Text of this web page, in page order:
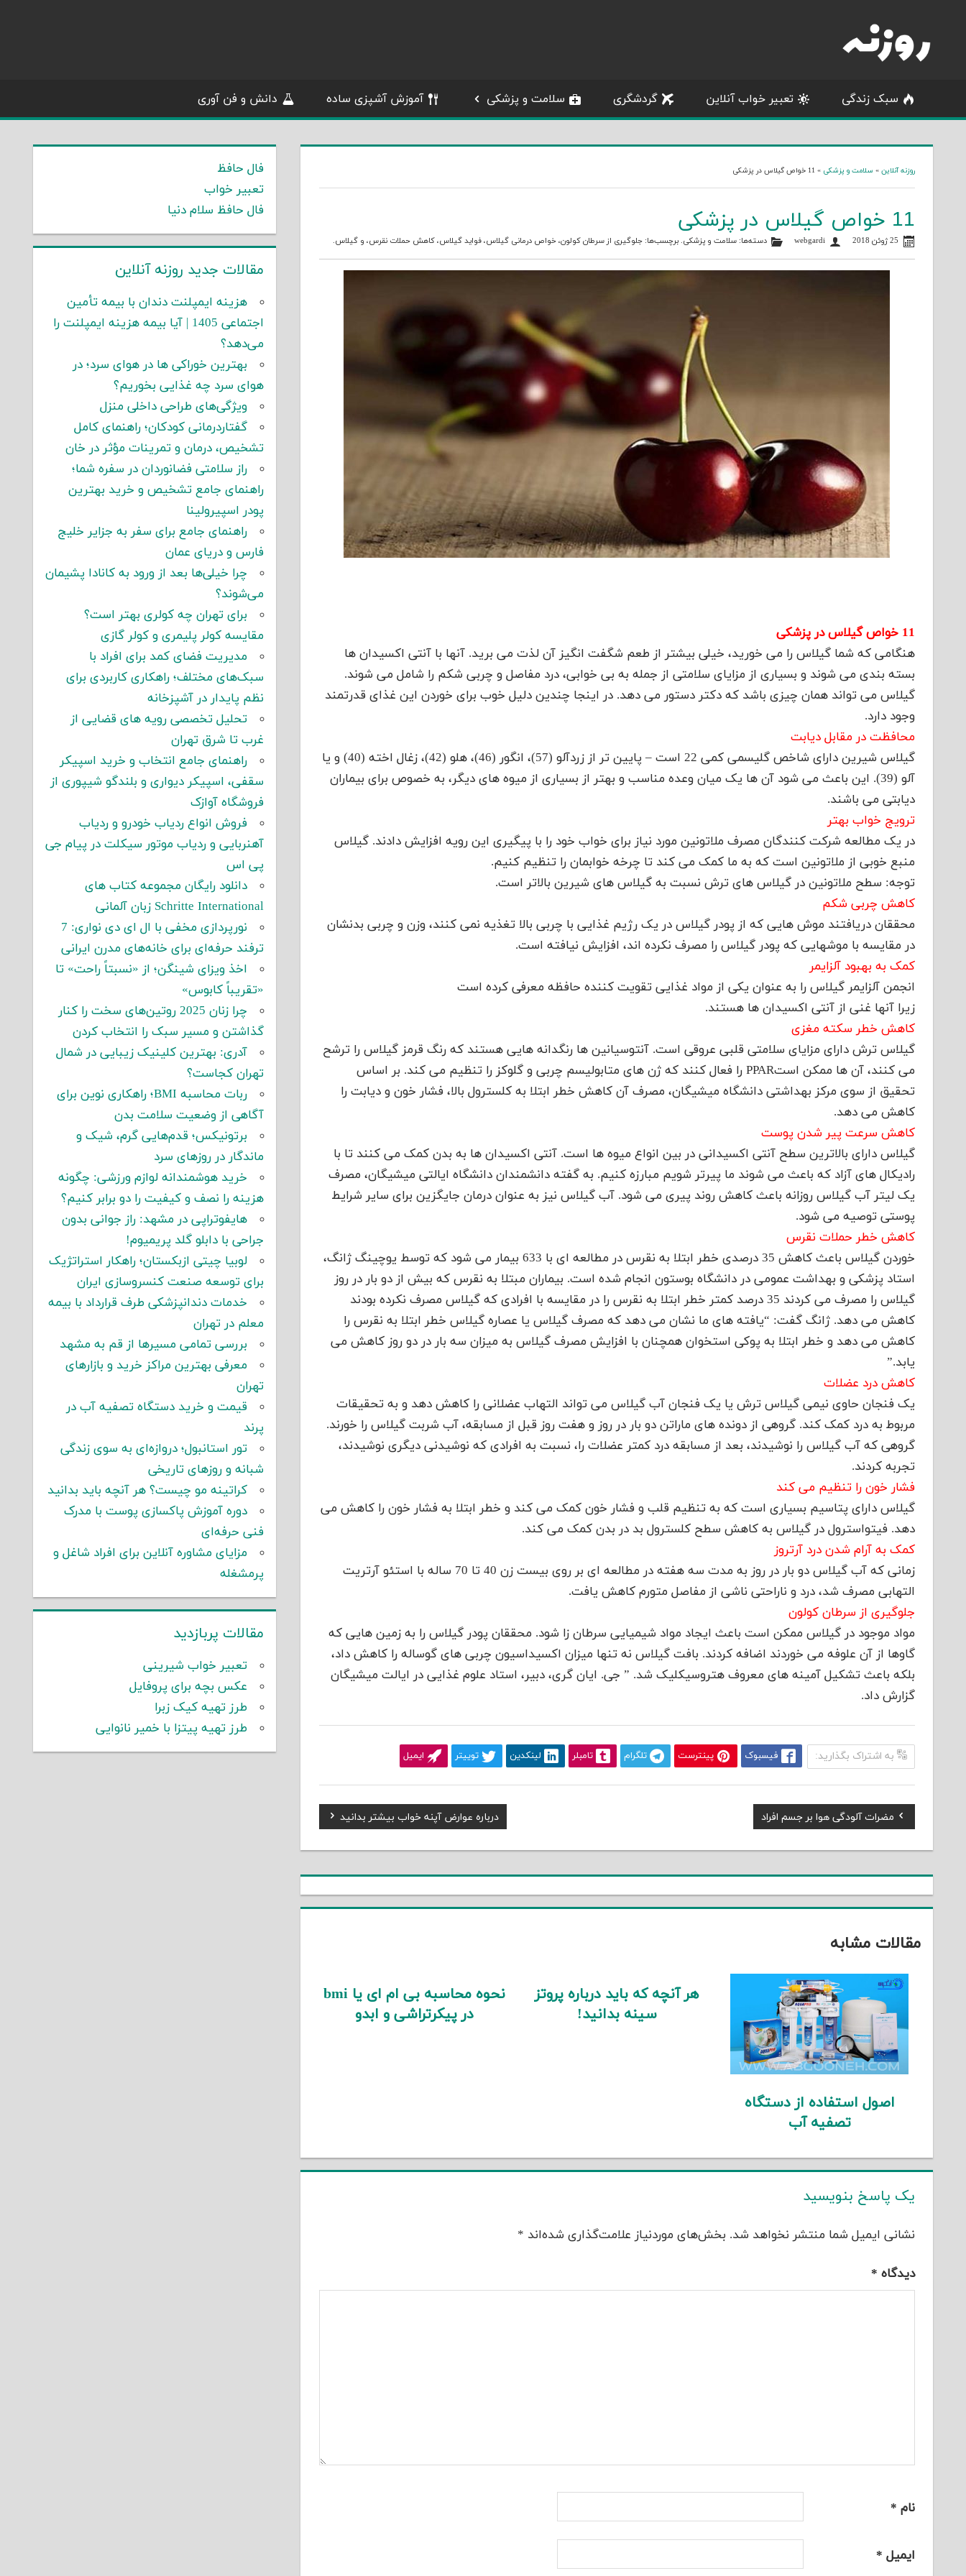
content
سبک زندگی تعبیر خواب آنلاین گردشگری سلامت و پزشکی آموزش آشپزی ساده دانش و فن آوری
روزنه آنلاین » سلامت و پزشکی »11 خواص گیلاس در پزشکی
11 خواص گیلاس در پزشکی
25 ژوئن 2018 webgardi دسته‌ها:سلامت و پزشکی. برچسب‌ها:جلوگیری از سرطان کولون،خواص درمانی گیلاس،فواید گیلاس،کاهش حملات نقرس، وگیلاس.
11 خواص گیلاس در پزشکی
هنگامی که شما گیلاس را می خورید، خیلی بیشتر از طعم شگفت انگیز آن لذت می برید. آنها با آنتی اکسیدان ها
بسته بندی می شوند و بسیاری از مزایای سلامتی از جمله به بی خوابی، درد مفاصل و چربی شکم را شامل می شوند.
گیلاس می تواند همان چیزی باشد که دکتر دستور می دهد. در اینجا چندین دلیل خوب برای خوردن این غذای قدرتمند
وجود دارد.
محافظت در مقابل دیابت
گیلاس شیرین دارای شاخص گلیسمی کمی 22 است – پایین تر از زردآلو (57)، انگور (46)، هلو (42)، زغال اخته (40) و یا
آلو (39). این باعث می شود آن ها یک میان وعده مناسب و بهتر از بسیاری از میوه های دیگر، به خصوص برای بیماران
دیابتی می باشند.
ترویج خواب بهتر
در یک مطالعه شرکت کنندگان مصرف ملاتونین مورد نیاز برای خواب خود را با پیگیری این رویه افزایش دادند. گیلاس
منبع خوبی از ملاتونین است که به ما کمک می کند تا چرخه خوابمان را تنظیم کنیم.
توجه: سطح ملاتونین در گیلاس های ترش نسبت به گیلاس های شیرین بالاتر است.
کاهش چربی شکم
محققان دریافتند موش هایی که از پودر گیلاس در یک رژیم غذایی با چربی بالا تغذیه نمی کنند، وزن و چربی بدنشان
در مقایسه با موشهایی که پودر گیلاس را مصرف نکرده اند، افزایش نیافته است.
کمک به بهبود آلزایمر
انجمن آلزایمر گیلاس را به عنوان یکی از مواد غذایی تقویت کننده حافظه معرفی کرده است
زیرا آنها غنی از آنتی اکسیدان ها هستند.
کاهش خطر سکته مغزی
گیلاس ترش دارای مزایای سلامتی قلبی عروقی است. آنتوسیانین ها رنگدانه هایی هستند که رنگ قرمز گیلاس را ترشح
می کنند، آن ها ممکن استPPAR را فعال کنند که ژن های متابولیسم چربی و گلوکز را تنظیم می کند. بر اساس
تحقیق از سوی مرکز بهداشتی دانشگاه میشیگان، مصرف آن کاهش خطر ابتلا به کلسترول بالا، فشار خون و دیابت را
کاهش می دهد.
کاهش سرعت پیر شدن پوست
گیلاس دارای بالاترین سطح آنتی اکسیدانی در بین انواع میوه ها است. آنتی اکسیدان ها به بدن کمک می کنند تا با
رادیکال های آزاد که باعث می شوند ما پیرتر شویم مبارزه کنیم. به گفته دانشمندان دانشگاه ایالتی میشیگان، مصرف
یک لیتر آب گیلاس روزانه باعث کاهش روند پیری می شود. آب گیلاس نیز به عنوان درمان جایگزین برای سایر شرایط
پوستی توصیه می شود.
کاهش خطر حملات نقرس
خوردن گیلاس باعث کاهش 35 درصدی خطر ابتلا به نقرس در مطالعه ای با 633 بیمار می شود که توسط یوچینگ ژانگ،
استاد پزشکی و بهداشت عمومی در دانشگاه بوستون انجام شده است. بیماران مبتلا به نقرس که بیش از دو بار در روز
گیلاس را مصرف می کردند 35 درصد کمتر خطر ابتلا به نقرس را در مقایسه با افرادی که گیلاس مصرف نکرده بودند
کاهش می دهد. ژانگ گفت: “یافته های ما نشان می دهد که مصرف گیلاس یا عصاره گیلاس خطر ابتلا به نقرس را
کاهش می دهد و خطر ابتلا به پوکی استخوان همچنان با افزایش مصرف گیلاس به میزان سه بار در دو روز کاهش می
یابد.”
کاهش درد عضلات
یک فنجان حاوی نیمی گیلاس ترش یا یک فنجان آب گیلاس می تواند التهاب عضلانی را کاهش دهد و به تحقیقات
مربوط به درد کمک کند. گروهی از دونده های ماراتن دو بار در روز و هفت روز قبل از مسابقه، آب شربت گیلاس را خورند.
گروهی که آب گیلاس را نوشیدند، بعد از مسابقه درد کمتر عضلات را، نسبت به افرادی که نوشیدنی دیگری نوشیدند،
تجربه کردند.
فشار خون را تنظیم می کند
گیلاس دارای پتاسیم بسیاری است که به تنظیم قلب و فشار خون کمک می کند و خطر ابتلا به فشار خون را کاهش می
دهد. فیتواسترول در گیلاس به کاهش سطح کلسترول بد در بدن کمک می کند.
کمک به آرام شدن درد آرتروز
زمانی که آب گیلاس دو بار در روز به مدت سه هفته در مطالعه ای بر روی بیست زن 40 تا 70 ساله با استئو آرتریت
التهابی مصرف شد، درد و ناراحتی ناشی از مفاصل متورم کاهش یافت.
جلوگیری از سرطان کولون
مواد موجود در گیلاس ممکن است باعث ایجاد مواد شیمیایی سرطان زا شود. محققان پودر گیلاس را به زمین هایی که
گاوها از آن علوفه می خوردند اضافه کردند. بافت گیلاس نه تنها میزان اکسیداسیون چربی های گوساله را کاهش داد،
بلکه باعث تشکیل آمینه های معروف هتروسیکلیک شد. ” جی. ایان گری، دبیر، استاد علوم غذایی در ایالت میشیگان
گزارش داد.
به اشتراک بگذارید: فیسبوک پینترست تلگرام تامبلر لینکدین توییتر ایمیل
راهبری
نوشته
Previous
Post:
مضرات آلودگی هوا بر جسم افراد
Next
Post:
درباره عوارض آپنه خواب بیشتر بدانید
مقالات مشابه
اصول استفاده از دستگاه
تصفیه آب
هر آنچه که باید درباره پروتز
سینه بدانید!
نحوه محاسبه بی ام ای یا bmi
در پیکرتراشی و ابدو
یک پاسخ بنویسید
نشانی ایمیل شما منتشر نخواهد شد. بخش‌های موردنیاز علامت‌گذاری شده‌اند *
دیدگاه *
نام *
ایمیل *
فال حافظ
تعبیر خواب
فال حافظ سلام دنیا
مقالات جدید روزنه آنلاین
هزینه ایمپلنت دندان با بیمه تأمین
اجتماعی 1405 | آیا بیمه هزینه ایمپلنت را
می‌دهد؟
بهترین خوراکی ها در هوای سرد؛ در
هوای سرد چه غذایی بخوریم؟
ویژگی‌های طراحی داخلی منزل
گفتاردرمانی کودکان؛ راهنمای کامل
تشخیص، درمان و تمرینات مؤثر در خان
راز سلامتی فضانوردان در سفره شما؛
راهنمای جامع تشخیص و خرید بهترین
پودر اسپیرولینا
راهنمای جامع برای سفر به جزایر خلیج
فارس و دریای عمان
چرا خیلی‌ها بعد از ورود به کانادا پشیمان
می‌شوند؟
برای تهران چه کولری بهتر است؟
مقایسه کولر پلیمری و کولر گازی
مدیریت فضای کمد برای افراد با
سبک‌های مختلف؛ راهکاری کاربردی برای
نظم پایدار در آشپزخانه
تحلیل تخصصی رویه های قضایی از
غرب تا شرق تهران
راهنمای جامع انتخاب و خرید اسپیکر
سقفی، اسپیکر دیواری و بلندگو شیپوری از
فروشگاه آوازک
فروش انواع ردیاب خودرو و ردیاب
آهنربایی و ردیاب موتور سیکلت در پیام جی
پی اس
دانلود رایگان مجموعه کتاب های
Schritte International زبان آلمانی
نورپردازی مخفی با ال ای دی نواری: 7
ترفند حرفه‌ای برای خانه‌های مدرن ایرانی
اخذ ویزای شینگن؛ از «نسبتاً راحت» تا
«تقریباً کابوس»
چرا زنان 2025 روتین‌های سخت را کنار
گذاشتن و مسیر سبک را انتخاب کردن
آدری: بهترین کلینیک زیبایی در شمال
تهران کجاست؟
ربات محاسبه BMI؛ راهکاری نوین برای
آگاهی از وضعیت سلامت بدن
برتونیکس؛ قدم‌هایی گرم، شیک و
ماندگار در روزهای سرد
خرید هوشمندانه لوازم ورزشی: چگونه
هزینه را نصف و کیفیت را دو برابر کنیم؟
هایفوتراپی در مشهد: راز جوانی بدون
جراحی با دابلو گلد پریمیوم!
لوبیا چیتی ازبکستان؛ راهکار استراتژیک
برای توسعه صنعت کنسروسازی ایران
خدمات دندانپزشکی طرف قرارداد با بیمه
معلم در تهران
بررسی تمامی مسیرها از قم به مشهد
معرفی بهترین مراکز خرید و بازارهای
تهران
قیمت و خرید دستگاه تصفیه آب در
پرند
تور استانبول؛ دروازه‌ای به سوی زندگی
شبانه و روزهای تاریخی
کراتینه مو چیست؟ هر آنچه باید بدانید
دوره آموزش پاکسازی پوست با مدرک
فنی حرفه‌ای
مزایای مشاوره آنلاین برای افراد شاغل و
پرمشغله
مقالات پربازدید
تعبیر خواب شیرینی
عکس بچه برای پروفایل
طرز تهیه کیک زبرا
طرز تهیه پیتزا با خمیر نانوایی